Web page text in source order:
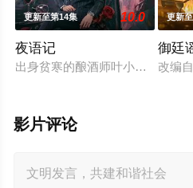
更新至第14集 10.0
夜语记
出身贫寒的酿酒师叶小唯遭遇爱
更新
御廷
改编
影片评论